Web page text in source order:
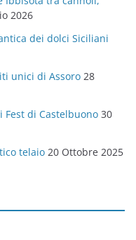
2026
dei dolci Siciliani
unici di Assoro 28
Fest di Castelbuono 30
telaio 20 Ottobre 2025